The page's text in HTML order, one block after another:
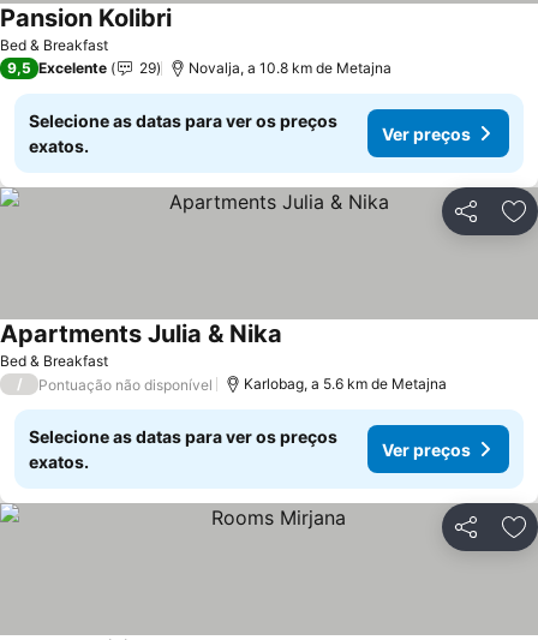
Bed & Breakfast
Pansion Kolibri
9,5 Excelente 29 Novalja, a 10.8 km de Metajna
Selecione as datas para ver os preços
exatos.
Ver preços
Partilhar
Bed & Breakfast
Apartments Julia & Nika
/ Pontuação não disponível Karlobag, a 5.6 km de Metajna
Selecione as datas para ver os preços
exatos.
Ver preços
Partilhar